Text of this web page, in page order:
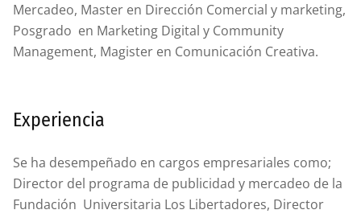
Mercadeo, Master en Dirección Comercial y marketing,
Posgrado en Marketing Digital y Community
Management, Magister en Comunicación Creativa.
Experiencia
Se ha desempeñado en cargos empresariales como;
Director del programa de publicidad y mercadeo de la
Fundación Universitaria Los Libertadores, Director